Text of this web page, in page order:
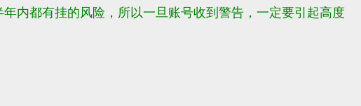
内都有挂的风险，所以一旦账号收到警告，一定要引起高度